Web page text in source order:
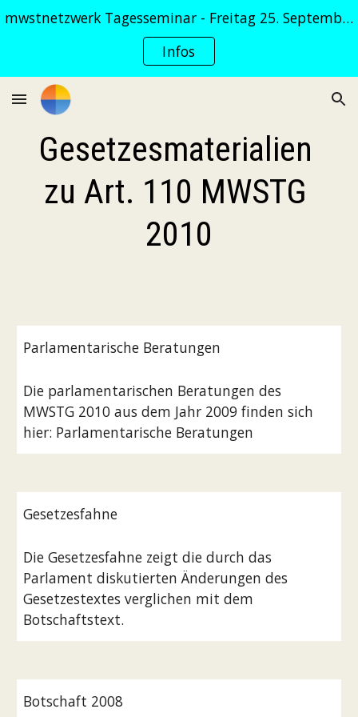
Skip to main content Skip to navigation
mwstnetzwerk Tagesseminar - Freitag 25. September 2026
Infos
Gesetzesmaterialien
zu Art. 110 MWSTG
2010
Parlamentarische Beratungen
Die parlamentarischen Beratungen des
MWSTG 2010 aus dem Jahr 2009 finden sich
hier: Parlamentarische Beratungen
Gesetzesfahne
Die Gesetzesfahne zeigt die durch das
Parlament diskutierten Änderungen des
Gesetzestextes verglichen mit dem
Botschaftstext.
Botschaft 2008